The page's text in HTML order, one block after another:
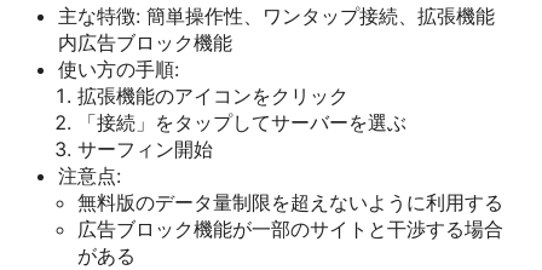
主な特徴: 簡単操作性、ワンタップ接続、拡張機能
内広告ブロック機能
使い方の手順:
拡張機能のアイコンをクリック
「接続」をタップしてサーバーを選ぶ
サーフィン開始
注意点:
無料版のデータ量制限を超えないように利用する
広告ブロック機能が一部のサイトと干渉する場合
がある